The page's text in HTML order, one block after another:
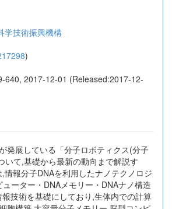
学技術振興機構
)
640, 2017-12-01 (Released:2017-12-
発展している「分子ロボティクス(分子
いて,基礎から最新の動向まで解説す
情報分子DNAを利用したナノテクノロジ
ーター・DNAメモリー・DNAナノ構造
技術を基礎にしており,生体内での計算